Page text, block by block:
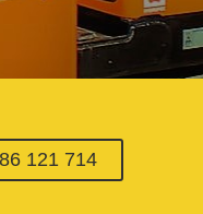
121 714